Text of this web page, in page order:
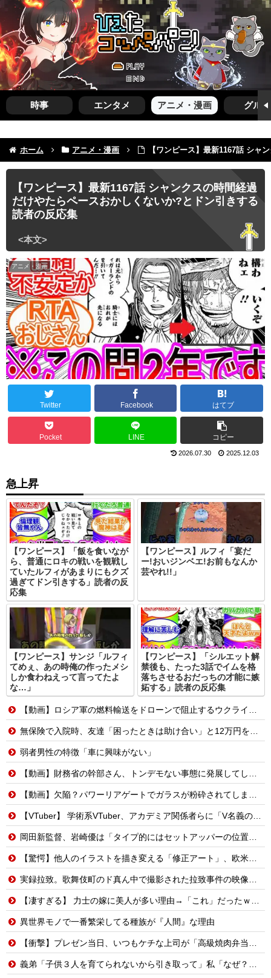
時事 エンタメ アニメ・漫画 グルメ
ホーム アニメ・漫画 【ワンピース】最新1167話 シャ
【ワンピース】最新1167話 シャンクスの時間経過
だけやたらペースおかしくないか?とドン引きする
読者の反応集
アニメ・漫画
Twitter Facebook はてブ
Pocket LINE コピー
2026.07.30 2025.12.03
急上昇
【ワンピース】「飯を食いなが
ら、普通にロキの戦いを観戦し
ていたルフィがあまりにもクズ
過ぎてドン引きする」読者の反
応集
【ワンピース】ルフィ「宴だ
ー!おいジンベエ!お前もなんか
芸やれ!!」
【ワンピース】サンジ「ルフィ
てめぇ、あの時俺の作ったメシ
しか食わねえって言ってたよ
な…」
【ワンピース】「シルエット解
禁後も、たった3話でイムを格
落ちさせるおだっちの才能に嫉
妬する」読者の反応集
【動画】ロシア軍の燃料輸送をドローンで阻止するウクライナ。
無保険で入院時、友達「困ったときは助け合い」と12万円を用意してくれた→震災で友人の家倒壊。友人「お金返して」私「返す義務はないよ」→他友人に縁切りされたけど用意するべき？
弱者男性の特徴「車に興味がない」
【動画】財務省の幹部さん、トンデモない事態に発展してしまう…
【動画】欠陥？パワーリアゲートでガラスが粉砕されてしまうトヨタ・セコイア。
【VTuber】 学術系VTuber、アカデミア関係者らに「V名義の活動を本人の業績として証明できる形にしておいた方がいい」← どうやって証明しておけばいいんだろうな
岡田新監督、岩崎優は「タイプ的にはセットアッパーの位置が一番合うてる」←おーん
【驚愕】他人のイラストを描き変える「修正アート」、欧米で大炎上する理由…
実録拉致。歌舞伎町のド真ん中で撮影された拉致事件の映像がこちら。
【凄すぎる】 力士の嫁に美人が多い理由→「これ」だったｗｗｗｗｗｗｗ
異世界モノで一番繁栄してる種族が『人間』な理由
【衝撃】プレゼン当日、いつもケチな上司が「高級焼肉弁当奢ってやる」→怪しいので上司と俺の弁当を入れ替えた結果
義弟「子供３人を育てられないから引き取って」私「なぜ？」義弟「子なしだから。実子がいたら差別やらいじめっ子の心配があるけどいないから、ちょうどよかったね」→その後・・・